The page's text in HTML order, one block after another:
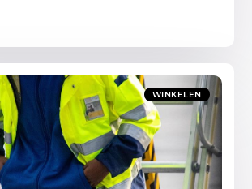
WINKELEN